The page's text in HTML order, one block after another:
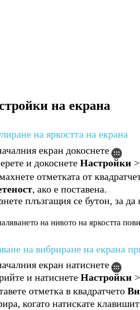
на екрана
на яркостта на екрана
екран докоснете .
и докоснете Настройки >
отметката от
, ако е поставена.
плъзгащия се бутон, за да
на нивото на яркостта
на вибриране на екрана
екран натиснете .
и натиснете Настройки >
отметка в квадратчето
когато натискате